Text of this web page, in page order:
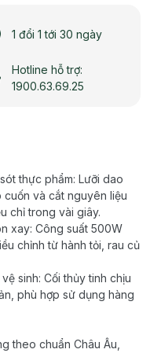
1 đổi 1 tới 30 ngày
Hotline hỗ trợ:
1900.63.69.25
thực phẩm: Lưỡi dao
và cắt nguyên liệu
chỉ trong vài giây.
xay: Công suất 500W
chỉnh từ hành tỏi, rau củ
sinh: Cối thủy tinh chịu
phù hợp sử dụng hàng
theo chuẩn Châu Âu,